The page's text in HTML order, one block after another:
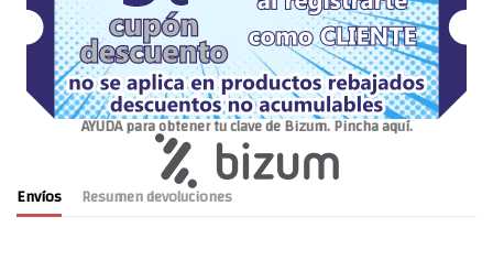
AYUDA para obtener tu clave de Bizum. Pincha aquí.
Envíos Resumen devoluciones